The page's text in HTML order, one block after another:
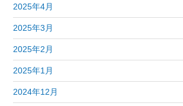
2025年4月
2025年3月
2025年2月
2025年1月
2024年12月